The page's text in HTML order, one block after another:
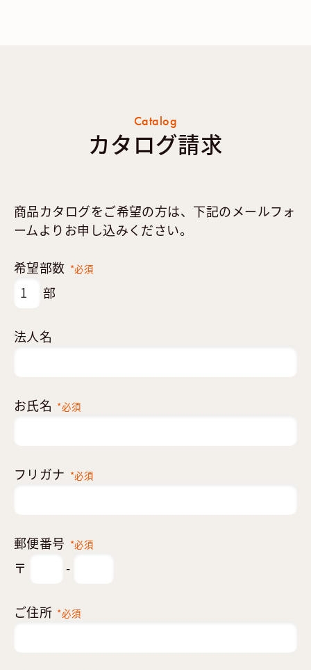
Catalog
カタログ請求
商品カタログをご希望の方は、下記のメールフォ
ームよりお申し込みください。
希望部数 *必須
部
法人名
お氏名 *必須
フリガナ *必須
郵便番号 *必須
〒 -
ご住所 *必須